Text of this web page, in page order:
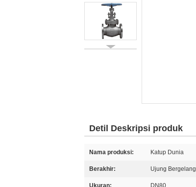
Detil Deskripsi produk
Nama produksi: Katup Dunia
Berakhir: Ujung Bergelang
Ukuran: DN80